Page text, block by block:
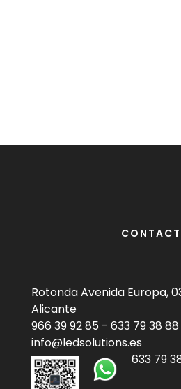
Rotonda Avenida Europa,
Alicante
966 39 92 85 - 633 79 38 88
info@ledsolutions.es
633 79